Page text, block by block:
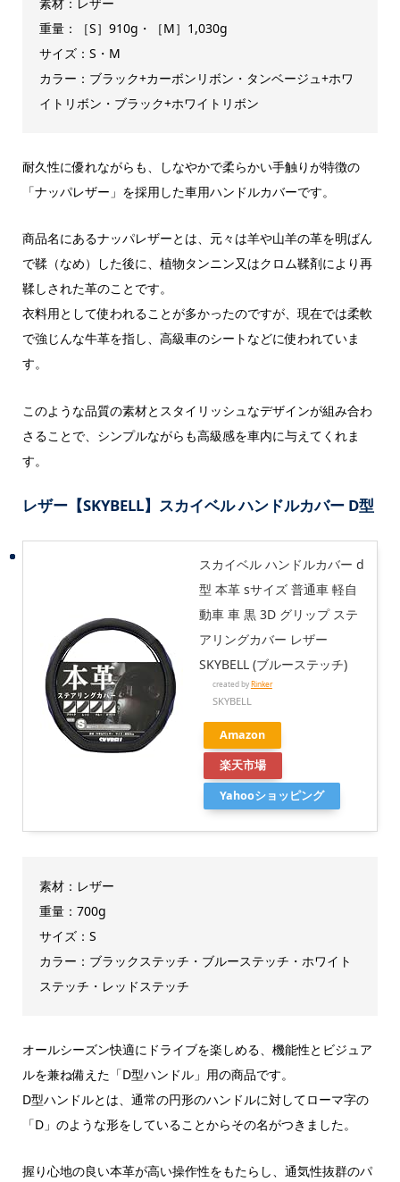
重量：［S］910g・［M］1,030g
サイズ：S・M
カラー：ブラック+カーボンリボン・タンベージュ+ホワ
イトリボン・ブラック+ホワイトリボン
耐久性に優れながらも、しなやかで柔らかい手触りが特徴の
「ナッパレザー」を採用した車用ハンドルカバーです。
商品名にあるナッパレザーとは、元々は羊や山羊の革を明ばん
で鞣（なめ）した後に、植物タンニン又はクロム鞣剤により再
鞣しされた革のことです。
衣料用として使われることが多かったのですが、現在では柔軟
で強じんな牛革を指し、高級車のシートなどに使われていま
す。
このような品質の素材とスタイリッシュなデザインが組み合わ
さることで、シンプルながらも高級感を車内に与えてくれま
す。
レザー【SKYBELL】スカイベル ハンドルカバー D型
スカイベル ハンドルカバー d
型 本革 sサイズ 普通車 軽自
動車 車 黒 3D グリップ ステ
アリングカバー レザー
SKYBELL (ブルーステッチ)
created byRinker
SKYBELL
Amazon
楽天市場
Yahooショッピング
素材：レザー
重量：700g
サイズ：S
カラー：ブラックステッチ・ブルーステッチ・ホワイト
ステッチ・レッドステッチ
オールシーズン快適にドライブを楽しめる、機能性とビジュア
ルを兼ね備えた「D型ハンドル」用の商品です。
D型ハンドルとは、通常の円形のハンドルに対してローマ字の
「D」のような形をしていることからその名がつきました。
握り心地の良い本革が高い操作性をもたらし、通気性抜群のパ